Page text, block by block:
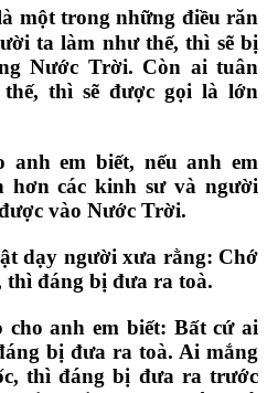
một trong những điều răn
ta làm như thế, thì sẽ bị
Nước Trời. Còn ai tuân
thì sẽ được gọi là lớn
anh em biết, nếu anh em
hơn các kinh sư và người
vào Nước Trời.
dạy người xưa rằng: Chớ
thì đáng bị đưa ra toà.
cho anh em biết: Bất cứ ai
bị đưa ra toà. Ai mắng
thì đáng bị đưa ra trước